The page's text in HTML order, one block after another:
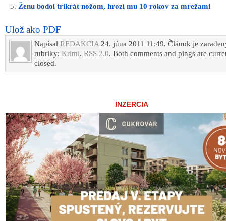
Ženu bodol trikrát nožom, hrozí mu 10 rokov za mrežami
Ulož ako PDF
Napísal REDAKCIA24. júna 2011 11:49. Článok je
rubriky: Krimi. RSS 2.0. Both comments and pings are
closed.
INZERCIA